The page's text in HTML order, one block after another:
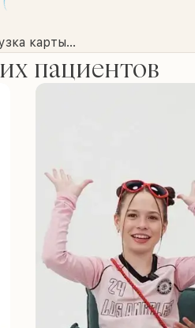
карты...
пациентов